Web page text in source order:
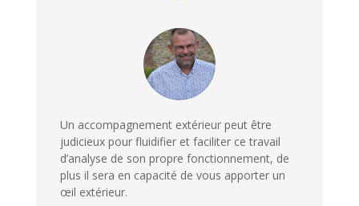
Un accompagnement extérieur peut être
judicieux pour fluidifier et faciliter ce travail
d’analyse de son propre fonctionnement, de
plus il sera en capacité de vous apporter un
œil extérieur.